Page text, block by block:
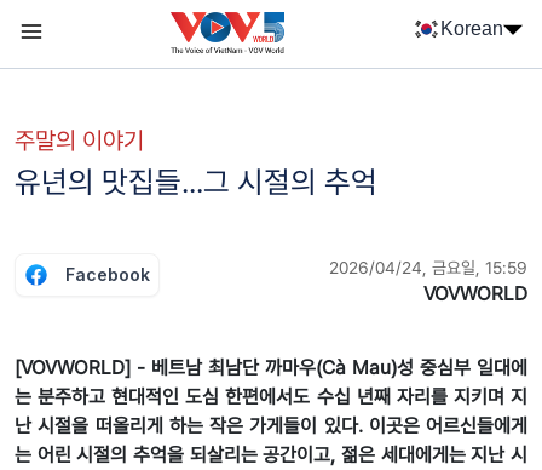
Korean
주말의 이야기
유년의 맛집들...그 시절의 추억
Facebook 2026/04/24, 금요일, 15:59
VOVWORLD
[VOVWORLD] - 베트남 최남단 까마우(Cà Mau)성 중심부 일대에
는 분주하고 현대적인 도심 한편에서도 수십 년째 자리를 지키며 지
난 시절을 떠올리게 하는 작은 가게들이 있다. 이곳은 어르신들에게
는 어린 시절의 추억을 되살리는 공간이고, 젊은 세대에게는 지난 시